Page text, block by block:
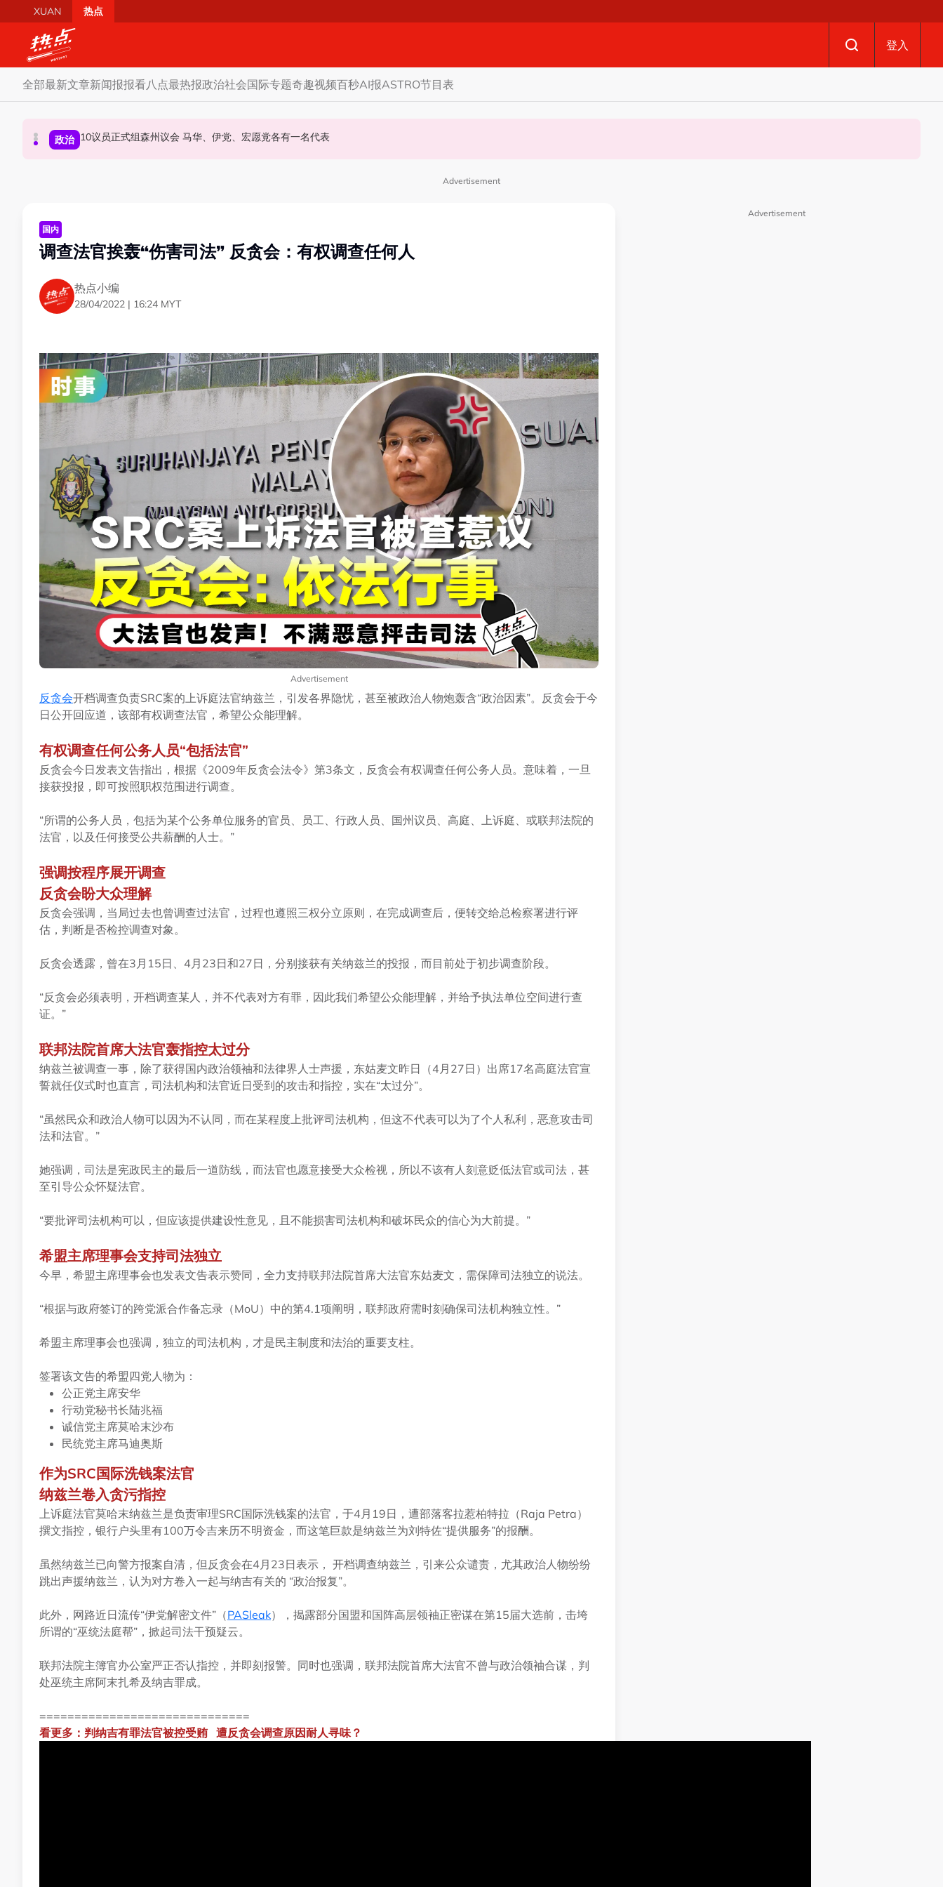
Skip to main content
XUAN 热点
登入
全部最新文章新闻报报看八点最热报政治社会国际专题奇趣视频百秒AI报ASTRO节目表
政治 马六甲6国席 国盟占3 国阵0 哈迪：按党实力与国阵谈甲议席分配
政治 10议员正式组森州议会 马华、伊党、宏愿党各有一名代表
社会 若健康允许827将如期上庭 律师：沙比里希望通过法律证明清白
Advertisement
国内
调查法官挨轰“伤害司法” 反贪会：有权调查任何人
热点小编
28/04/2022 | 16:24 MYT
Advertisement
反贪会开档调查负责SRC案的上诉庭法官纳兹兰，引发各界隐忧，甚至被政治人物炮轰含“政治因素”。反贪会于今
日公开回应道，该部有权调查法官，希望公众能理解。
有权调查任何公务人员“包括法官”
反贪会今日发表文告指出，根据《2009年反贪会法令》第3条文，反贪会有权调查任何公务人员。意味着，一旦
接获投报，即可按照职权范围进行调查。
“所谓的公务人员，包括为某个公务单位服务的官员、员工、行政人员、国州议员、高庭、上诉庭、或联邦法院的
法官，以及任何接受公共薪酬的人士。”
强调按程序展开调查
反贪会盼大众理解
反贪会强调，当局过去也曾调查过法官，过程也遵照三权分立原则，在完成调查后，便转交给总检察署进行评
估，判断是否检控调查对象。
反贪会透露，曾在3月15日、4月23日和27日，分别接获有关纳兹兰的投报，而目前处于初步调查阶段。
“反贪会必须表明，开档调查某人，并不代表对方有罪，因此我们希望公众能理解，并给予执法单位空间进行查
证。”
联邦法院首席大法官轰指控太过分
纳兹兰被调查一事，除了获得国内政治领袖和法律界人士声援，东姑麦文昨日（4月27日）出席17名高庭法官宣
誓就任仪式时也直言，司法机构和法官近日受到的攻击和指控，实在“太过分”。
“虽然民众和政治人物可以因为不认同，而在某程度上批评司法机构，但这不代表可以为了个人私利，恶意攻击司
法和法官。”
她强调，司法是宪政民主的最后一道防线，而法官也愿意接受大众检视，所以不该有人刻意贬低法官或司法，甚
至引导公众怀疑法官。
“要批评司法机构可以，但应该提供建设性意见，且不能损害司法机构和破坏民众的信心为大前提。”
希盟主席理事会支持司法独立
今早，希盟主席理事会也发表文告表示赞同，全力支持联邦法院首席大法官东姑麦文，需保障司法独立的说法。
“根据与政府签订的跨党派合作备忘录（MoU）中的第4.1项阐明，联邦政府需时刻确保司法机构独立性。”
希盟主席理事会也强调，独立的司法机构，才是民主制度和法治的重要支柱。
签署该文告的希盟四党人物为：
公正党主席安华
行动党秘书长陆兆福
诚信党主席莫哈末沙布
民统党主席马迪奥斯
作为SRC国际洗钱案法官
纳兹兰卷入贪污指控
上诉庭法官莫哈末纳兹兰是负责审理SRC国际洗钱案的法官，于4月19日，遭部落客拉惹柏特拉（Raja Petra）
撰文指控，银行户头里有100万令吉来历不明资金，而这笔巨款是纳兹兰为刘特佐“提供服务”的报酬。
虽然纳兹兰已向警方报案自清，但反贪会在4月23日表示， 开档调查纳兹兰，引来公众谴责，尤其政治人物纷纷
跳出声援纳兹兰，认为对方卷入一起与纳吉有关的 “政治报复”。
此外，网路近日流传“伊党解密文件”（PASleak），揭露部分国盟和国阵高层领袖正密谋在第15届大选前，击垮
所谓的“巫统法庭帮”，掀起司法干预疑云。
联邦法院主簿官办公室严正否认指控，并即刻报警。同时也强调，联邦法院首席大法官不曾与政治领袖合谋，判
处巫统主席阿末扎希及纳吉罪成。
==============================
看更多： 判纳吉有罪法官被控受贿 遭反贪会调查原因耐人寻味？
Advertisement